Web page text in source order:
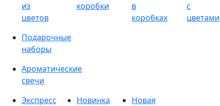
из
цветов
коробки
в
коробках
с
цветами
Подарочные
наборы
Ароматические
свечи
Экспресс
Новинка
Новая